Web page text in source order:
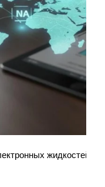
жидкостей